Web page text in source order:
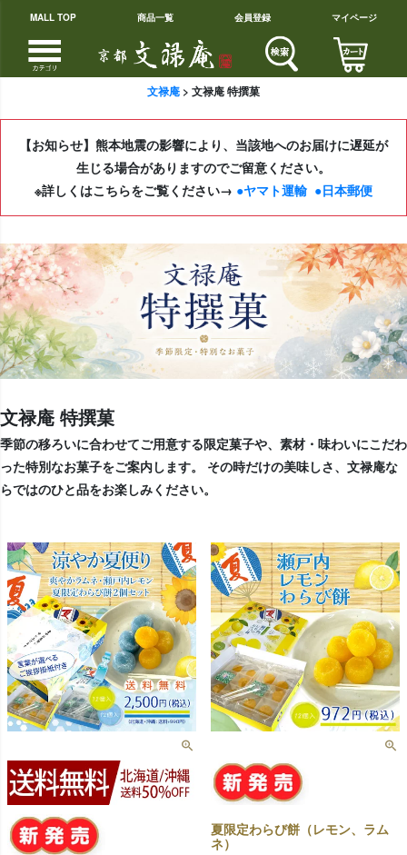
MALL TOP 商品一覧 会員登録 マイページ
文禄庵 文禄庵 特撰菓
【お知らせ】熊本地震の影響により、当該地へのお届けに遅延が
生じる場合がありますのでご留意ください。
※詳しくはこちらをご覧ください→ ●ヤマト運輸 ●日本郵便
文禄庵 特撰菓
季節の移ろいに合わせてご用意する限定菓子や、素材・味わいにこだわ
った特別なお菓子をご案内します。 その時だけの美味しさ、文禄庵な
らではのひと品をお楽しみください。
夏限定わらび餅（レモン、ラム
ネ）